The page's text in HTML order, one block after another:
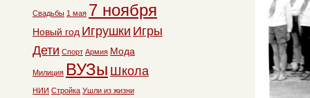
Свадьбы 1 мая 7 ноября
Новый год Игрушки Игры
Дети Спорт Армия Мода
Милиция ВУЗы Школа
НИИ Стройка Ушли из жизни